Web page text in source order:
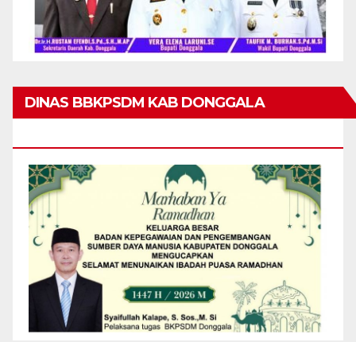
DINAS BBKPSDM KAB DONGGALA